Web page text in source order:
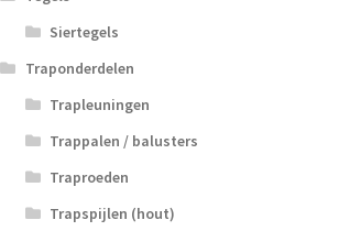
Siertegels
Traponderdelen
Trapleuningen
Trappalen / balusters
Traproeden
Trapspijlen (hout)